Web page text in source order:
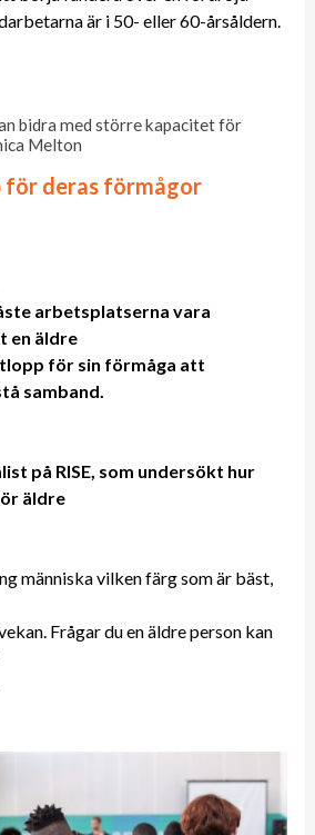
är i 50- eller 60-årsåldern.
bidra med större kapacitet för
Melton
för deras förmågor
arbetsplatserna vara
en äldre
för sin förmåga att
samband.
på RISE, som undersökt hur
äldre
människa vilken färg som är bäst,
Frågar du en äldre person kan